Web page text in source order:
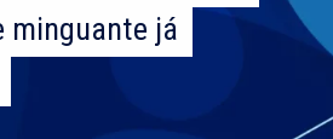
minguante já
minguante já